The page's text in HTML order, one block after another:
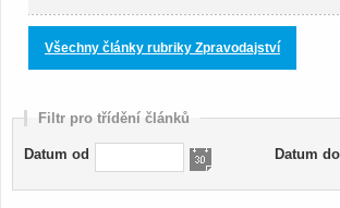
Všechny články rubriky Zpravodajství
Filtr pro třídění článků
Datum od Datum do